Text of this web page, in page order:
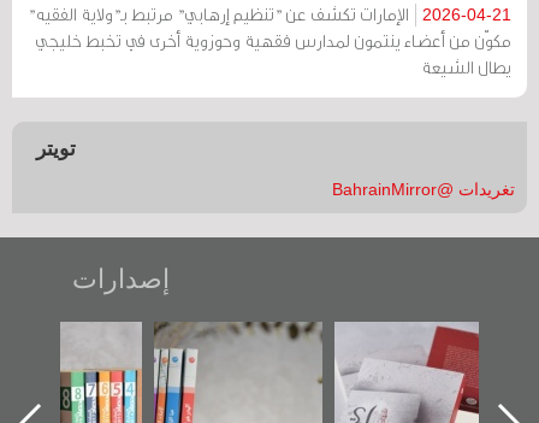
2026-04-21
الإمارات تكشف عن "تنظيم إرهابي" مرتبط بـ"ولاية الفقيه"
مكوّن من أعضاء ينتمون لمدارس فقهية وحوزوية أخرى في تخبط خليجي
يطال الشيعة
تويتر
تغريدات @BahrainMirror
إصدارات
"حماة الباب الأخير":
الإصدار الأول عن
اعتصام الدراز
تصنيف موضوعي
للوثائق البريطانية
يقدمه «مركز أوال»
تصدر حصاد
الساحات 2019